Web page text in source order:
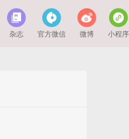
杂志 官方微信 微博 小程序